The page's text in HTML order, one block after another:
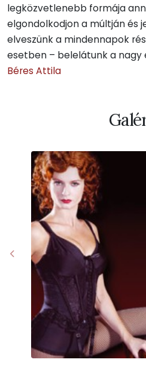
legközvetlenebb formája
elgondolkodjon a múltján és
elveszünk a mindennapok
esetben – belelátunk a nagy
Béres Attila